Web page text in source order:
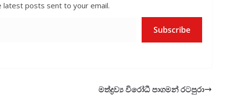
latest posts sent to your email.
Subscribe
මත්ද්‍රව්‍ය විරෝධී පාගමන් රටපුරා